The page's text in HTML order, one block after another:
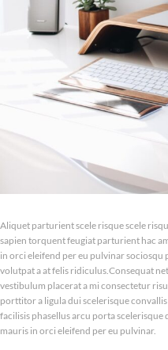
Aliquet parturient scele risque scele
sapien torquent feugiat parturient hac
in orci eleifend per eu pulvinar
volutpat a at felis ridiculus.Consequat
vestibulum placerat a mi consectetur
porttitor a ligula dui scelerisque
facilisis phasellus arcu porta
mauris in orci eleifend per eu pulvinar.